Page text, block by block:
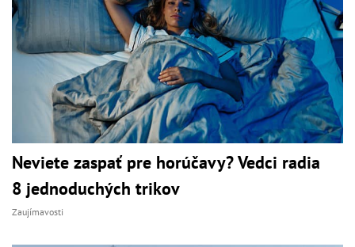
Neviete zaspať pre horúčavy? Vedci radia
8 jednoduchých trikov
Zaujímavosti